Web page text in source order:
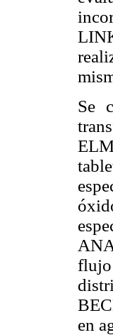
Se
en